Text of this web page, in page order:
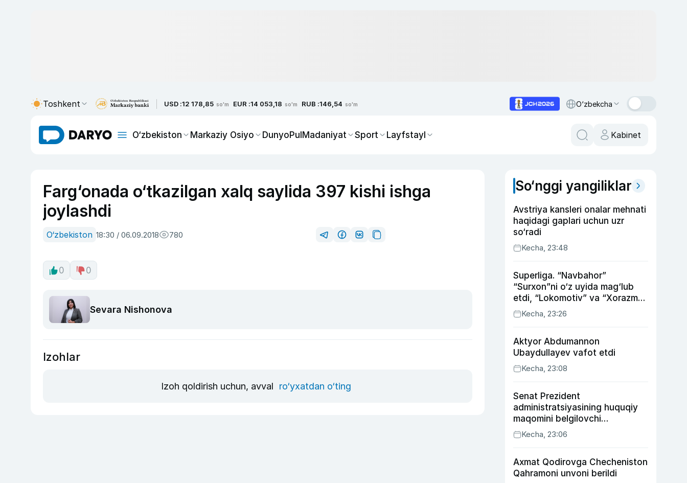
Toshkent USD :12 178,85 so'm EUR :14 053,18 so'm RUB :146,54 so'm O‘zbekcha
O‘zbekiston Markaziy Osiyo DunyoPulMadaniyat Sport Layfstayl Kabinet
Farg‘onada o‘tkazilgan xalq saylida 397 kishi ishga
joylashdi
O‘zbekiston 18:30 / 06.09.2018 780
0 0
Sevara Nishonova
Izohlar
Izoh qoldirish uchun, avval ro‘yxatdan o‘ting
So‘nggi yangiliklar
Avstriya kansleri onalar mehnati
haqidagi gaplari uchun uzr
so‘radi
Kecha, 23:48
Superliga. “Navbahor”
“Surxon”ni o‘z uyida mag‘lub
etdi, “Lokomotiv” va “Xorazm”
uyda g‘alaba qozondi
Kecha, 23:26
Aktyor Abdu­mannon
Ubaydullayev vafot etdi
Kecha, 23:08
Senat Prezident
administratsiyasining huquqiy
maqomini belgilovchi
konstitutsiyaviy qonunni
ma’qulladi
Kecha, 23:06
Axmat Qodirovga Checheniston
Qahramoni unvoni berildi